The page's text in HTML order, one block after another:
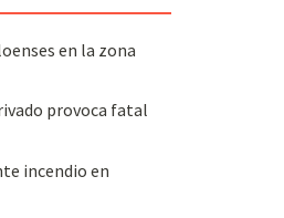
en la zona
provoca fatal
incendio en